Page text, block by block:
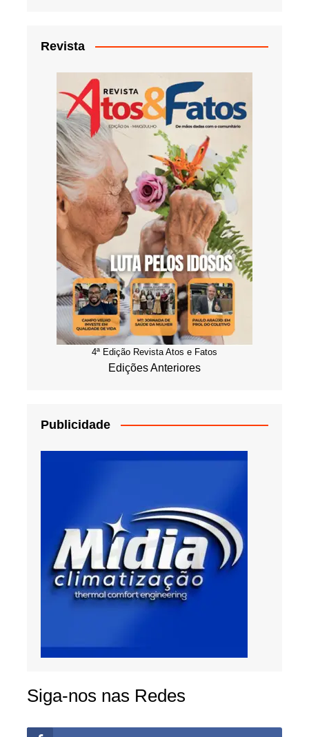
Revista
4ª Edição Revista Atos e Fatos
Edições Anteriores
Publicidade
Siga-nos nas Redes